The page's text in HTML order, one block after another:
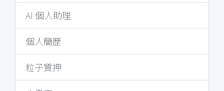
AI 個人助理
個人簡歷
粒子質押